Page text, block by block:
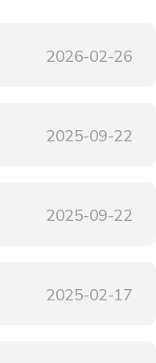
2026-02-26
2025-09-22
2025-09-22
2025-02-17